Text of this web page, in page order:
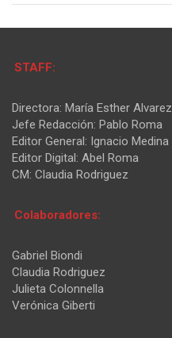
STAFF:
Directora: María Esther Alvarez
Jefe Redacción: Pablo Roma
Editor General: Ignacio Medina
Editor Digital: Abel Roma
CM: Claudia Rodriguez
Colaboradores:
Gabriel Biondi
Claudia Rodriguez
Julieta Colonnella
Verónica Giberti